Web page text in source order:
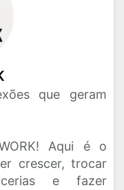
que geram
Aqui é o
crescer, trocar
e fazer